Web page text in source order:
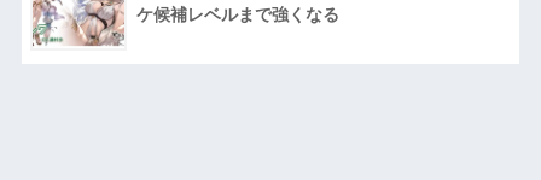
ケ候補レベルまで強くなる